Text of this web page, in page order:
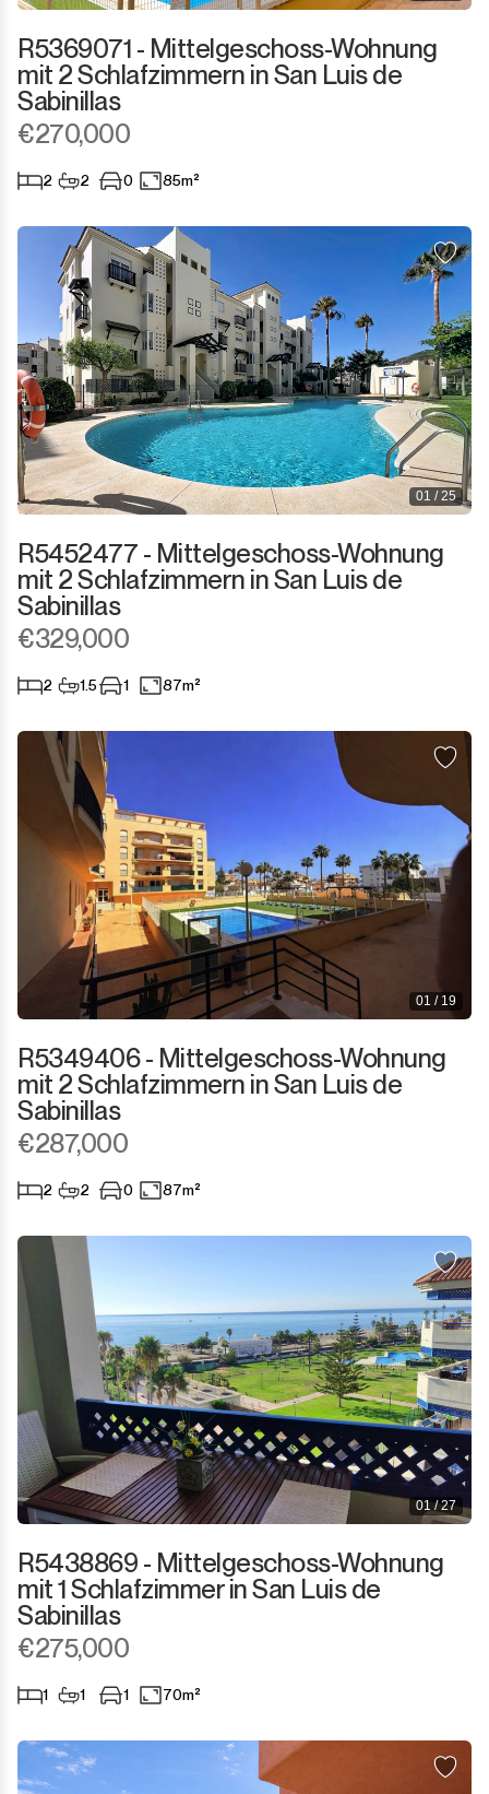
R5369071 - Mittelgeschoss-Wohnung
mit 2 Schlafzimmern in San Luis de
Sabinillas
€270,000
2 2 0 85m²
01 / 25
R5452477 - Mittelgeschoss-Wohnung
mit 2 Schlafzimmern in San Luis de
Sabinillas
€329,000
2 1.5 1 87m²
01 / 19
R5349406 - Mittelgeschoss-Wohnung
mit 2 Schlafzimmern in San Luis de
Sabinillas
€287,000
2 2 0 87m²
01 / 27
R5438869 - Mittelgeschoss-Wohnung
mit 1 Schlafzimmer in San Luis de
Sabinillas
€275,000
1 1 1 70m²